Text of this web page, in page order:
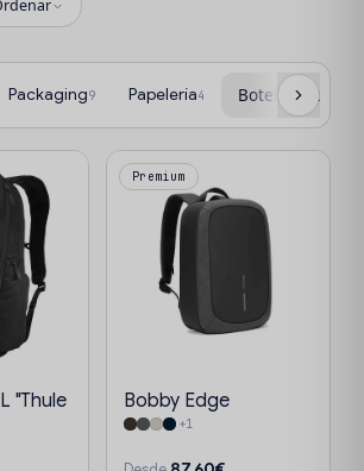
Packaging9 Papelería4 Botellas y
"Thule
Premium
Bobby Edge
+1